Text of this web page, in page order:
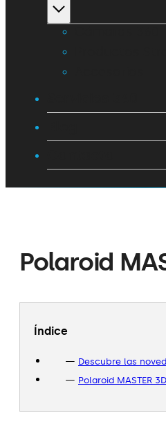
Polaroid
Índice
Descubre las
Polaroid MASTER